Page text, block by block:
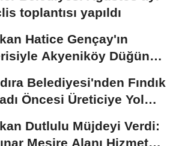
toplantısı yapıldı
Hatice Gençay'ın
Akyeniköy Düğün
Belediyesi'nden Fındık
Öncesi Üreticiye Yol
Dutlulu Müjdeyi Verdi:
Mesire Alanı Hizmete